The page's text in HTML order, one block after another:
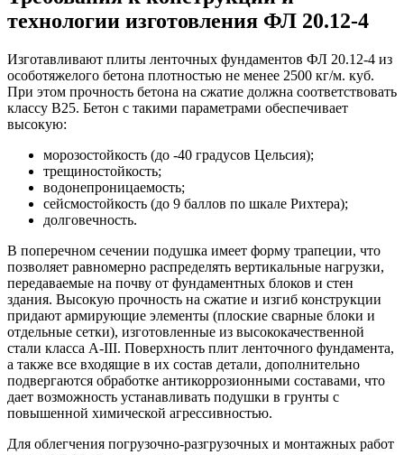
технологии изготовления ФЛ 20.12-4
Изготавливают плиты ленточных фундаментов ФЛ 20.12-4 из
особотяжелого бетона плотностью не менее 2500 кг/м. куб.
При этом прочность бетона на сжатие должна соответствовать
классу В25. Бетон с такими параметрами обеспечивает
высокую:
морозостойкость (до -40 градусов Цельсия);
трещиностойкость;
водонепроницаемость;
сейсмостойкость (до 9 баллов по шкале Рихтера);
долговечность.
В поперечном сечении подушка имеет форму трапеции, что
позволяет равномерно распределять вертикальные нагрузки,
передаваемые на почву от фундаментных блоков и стен
здания. Высокую прочность на сжатие и изгиб конструкции
придают армирующие элементы (плоские сварные блоки и
отдельные сетки), изготовленные из высококачественной
стали класса А-III. Поверхность плит ленточного фундамента,
а также все входящие в их состав детали, дополнительно
подвергаются обработке антикоррозионными составами, что
дает возможность устанавливать подушки в грунты с
повышенной химической агрессивностью.
Для облегчения погрузочно-разгрузочных и монтажных работ